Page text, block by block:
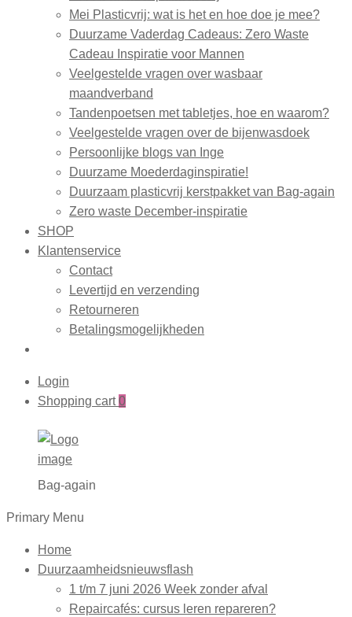
Mei Plasticvrij: wat is het en hoe doe je mee?
Duurzame Vaderdag Cadeaus: Zero Waste
Cadeau Inspiratie voor Mannen
Veelgestelde vragen over wasbaar
maandverband
Tandenpoetsen met tabletjes, hoe en waarom?
Veelgestelde vragen over de bijenwasdoek
Persoonlijke blogs van Inge
Duurzame Moederdaginspiratie!
Duurzaam plasticvrij kerstpakket van Bag-again
Zero waste December-inspiratie
SHOP
Klantenservice
Contact
Levertijd en verzending
Retourneren
Betalingsmogelijkheden
Login
Shopping cart 0
Bag-again
Primary Menu
Home
Duurzaamheidsnieuwsflash
1 t/m 7 juni 2026 Week zonder afval
Repaircafés: cursus leren repareren?